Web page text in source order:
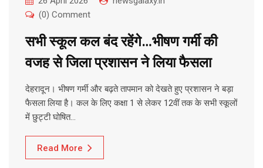
(0) Comment
सभी स्कूल कल बंद रहेंगे…भीषण गर्मी की
वजह से जिला प्रशासन ने लिया फैसला
देहरादून। भीषण गर्मी और बढ़ते तापमान को देखते हुए प्रशासन ने बड़ा
फैसला लिया है। कल के लिए कक्षा 1 से लेकर 12वीं तक के सभी स्कूलों
में छुट्टी घोषित…
Read More